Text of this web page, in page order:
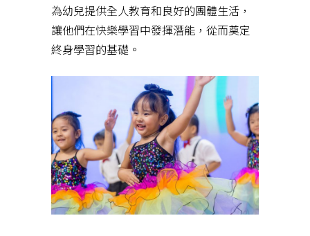
為幼兒提供全人教育和良好的團體生活，
讓他們在快樂學習中發揮潛能，從而奠定
終身學習的基礎。